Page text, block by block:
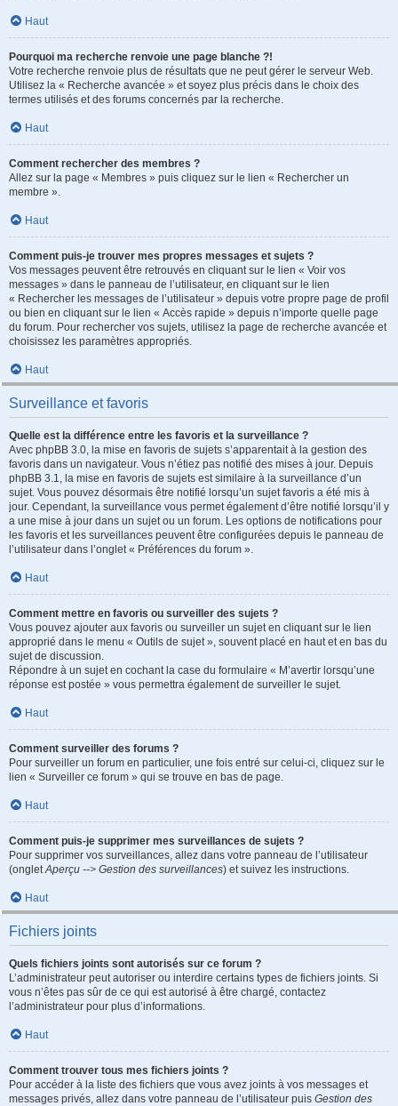
Haut
Pourquoi ma recherche renvoie une page blanche ?!
Votre recherche renvoie plus de résultats que ne peut gérer le serveur Web.
Utilisez la « Recherche avancée » et soyez plus précis dans le choix des
termes utilisés et des forums concernés par la recherche.
Haut
Comment rechercher des membres ?
Allez sur la page « Membres » puis cliquez sur le lien « Rechercher un
membre ».
Haut
Comment puis-je trouver mes propres messages et sujets ?
Vos messages peuvent être retrouvés en cliquant sur le lien « Voir vos
messages » dans le panneau de l’utilisateur, en cliquant sur le lien
« Rechercher les messages de l’utilisateur » depuis votre propre page de profil
ou bien en cliquant sur le lien « Accès rapide » depuis n’importe quelle page
du forum. Pour rechercher vos sujets, utilisez la page de recherche avancée et
choisissez les paramètres appropriés.
Haut
Surveillance et favoris
Quelle est la différence entre les favoris et la surveillance ?
Avec phpBB 3.0, la mise en favoris de sujets s’apparentait à la gestion des
favoris dans un navigateur. Vous n’étiez pas notifié des mises à jour. Depuis
phpBB 3.1, la mise en favoris de sujets est similaire à la surveillance d’un
sujet. Vous pouvez désormais être notifié lorsqu’un sujet favoris a été mis à
jour. Cependant, la surveillance vous permet également d’être notifié lorsqu’il y
a une mise à jour dans un sujet ou un forum. Les options de notifications pour
les favoris et les surveillances peuvent être configurées depuis le panneau de
l’utilisateur dans l’onglet « Préférences du forum ».
Haut
Comment mettre en favoris ou surveiller des sujets ?
Vous pouvez ajouter aux favoris ou surveiller un sujet en cliquant sur le lien
approprié dans le menu « Outils de sujet », souvent placé en haut et en bas du
sujet de discussion.
Répondre à un sujet en cochant la case du formulaire « M’avertir lorsqu’une
réponse est postée » vous permettra également de surveiller le sujet.
Haut
Comment surveiller des forums ?
Pour surveiller un forum en particulier, une fois entré sur celui-ci, cliquez sur le
lien « Surveiller ce forum » qui se trouve en bas de page.
Haut
Comment puis-je supprimer mes surveillances de sujets ?
Pour supprimer vos surveillances, allez dans votre panneau de l’utilisateur
(ongletAperçu --> Gestion des surveillances) et suivez les instructions.
Haut
Fichiers joints
Quels fichiers joints sont autorisés sur ce forum ?
L’administrateur peut autoriser ou interdire certains types de fichiers joints. Si
vous n’êtes pas sûr de ce qui est autorisé à être chargé, contactez
l’administrateur pour plus d’informations.
Haut
Comment trouver tous mes fichiers joints ?
Pour accéder à la liste des fichiers que vous avez joints à vos messages et
messages privés, allez dans votre panneau de l’utilisateur puis Gestion des